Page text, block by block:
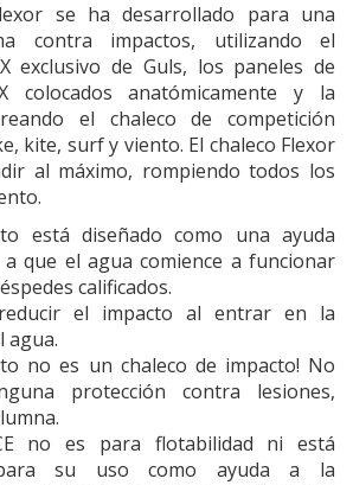
se ha desarrollado para una
contra impactos, utilizando el
exclusivo de Guls, los paneles de
colocados anatómicamente y la
el chaleco de competición
kite, surf y viento. El chaleco Flexor
al máximo, rompiendo todos los
está diseñado como una ayuda
que el agua comience a funcionar
calificados.
el impacto al entrar en la
agua.
no es un chaleco de impacto! No
protección contra lesiones,
no es para flotabilidad ni está
su uso como ayuda a la